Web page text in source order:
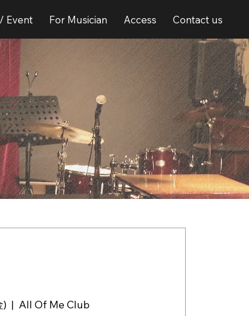
Event For Musician Access Contact us
)
  |
All Of Me Club